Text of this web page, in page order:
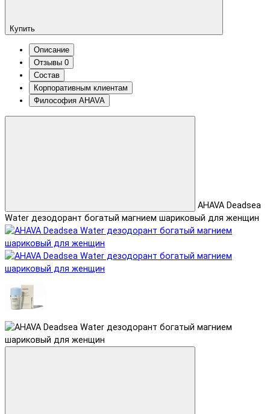
Купить
Описание
Отзывы 0
Состав
Корпоративным клиентам
Философия AHAVA
AHAVA Deadsea
Water дезодорант богатый магнием шариковый для женщин